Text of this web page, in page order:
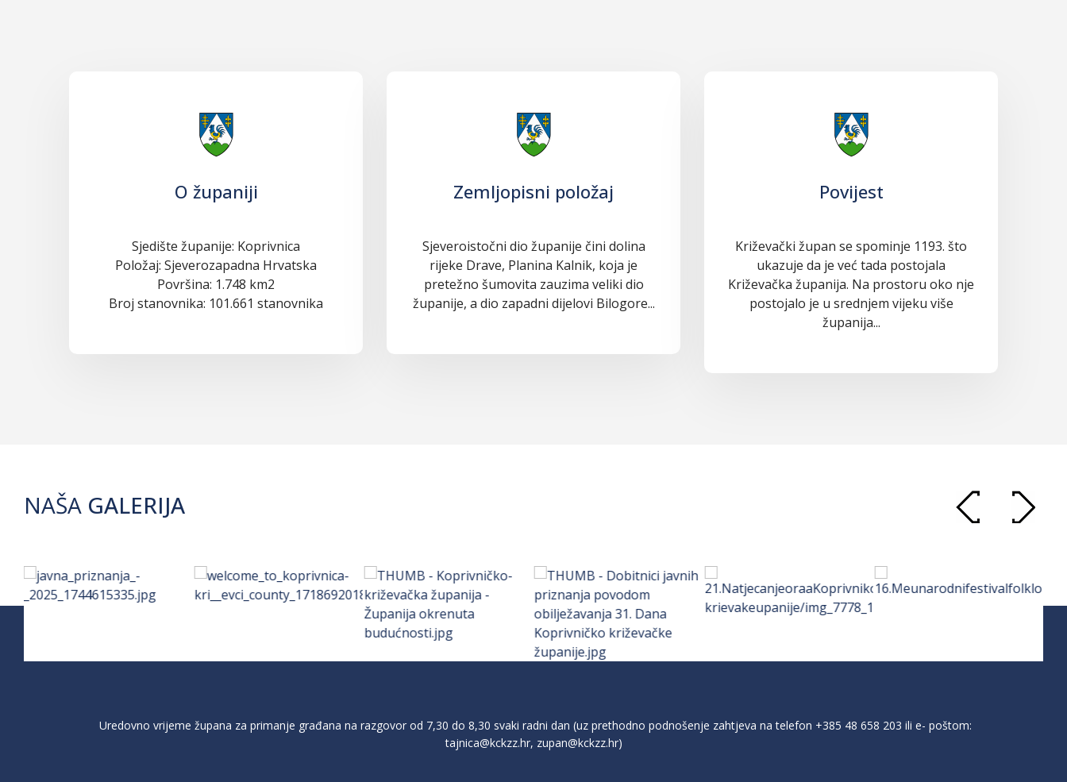
O županiji
Sjedište županije: Koprivnica
Položaj: Sjeverozapadna Hrvatska
Površina: 1.748 km2
Broj stanovnika: 101.661 stanovnika
Zemljopisni položaj
Sjeveroistočni dio županije čini dolina
rijeke Drave, Planina Kalnik, koja je
pretežno šumovita zauzima veliki dio
županije, a dio zapadni dijelovi Bilogore...
Povijest
Križevački župan se spominje 1193. što
ukazuje da je već tada postojala
Križevačka županija. Na prostoru oko nje
postojalo je u srednjem vijeku više
županija...
NAŠA GALERIJA
Uredovno vrijeme župana za primanje građana na razgovor od 7,30 do 8,30 svaki radni dan (uz prethodno podnošenje zahtjeva na telefon +385 48 658 203 ili e- poštom:
tajnica@kckzz.hr, zupan@kckzz.hr)